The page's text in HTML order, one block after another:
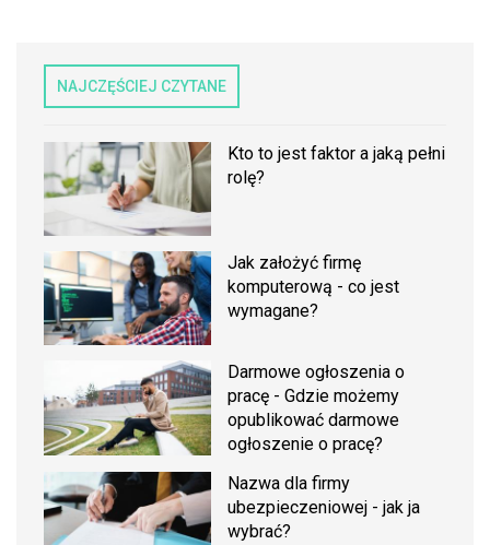
NAJCZĘŚCIEJ CZYTANE
Kto to jest faktor a jaką pełni
rolę?
Jak założyć firmę
komputerową - co jest
wymagane?
Darmowe ogłoszenia o
pracę - Gdzie możemy
opublikować darmowe
ogłoszenie o pracę?
Nazwa dla firmy
ubezpieczeniowej - jak ja
wybrać?